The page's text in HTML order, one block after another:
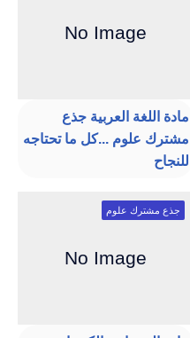
مادة اللغة العربية جذع
مشترك علوم ...كل ما تحتاجه
للنجاح
جذع مشترك علوم